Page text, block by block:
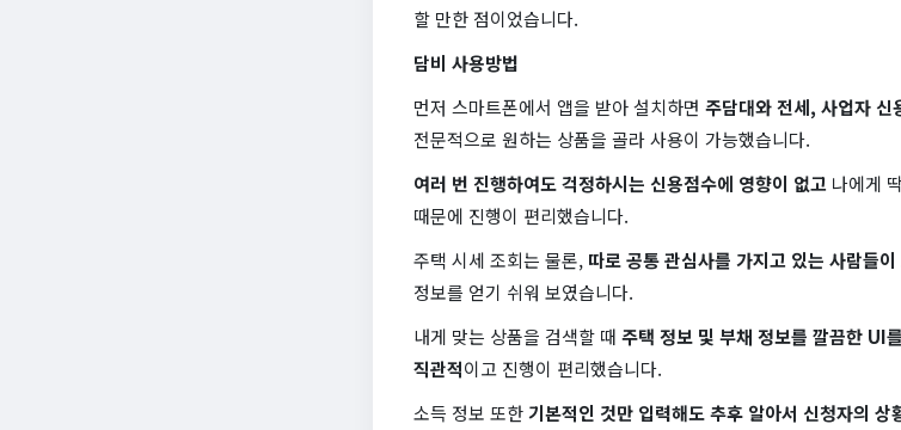
할 만한 점이었습니다.
담비 사용방법
먼저 스마트폰에서 앱을 받아 설치하면 주담대와 전세, 사업자 신
전문적으로 원하는 상품을 골라 사용이 가능했습니다.
여러 번 진행하여도 걱정하시는 신용점수에 영향이 없고 나에게
때문에 진행이 편리했습니다.
주택 시세 조회는 물론, 따로 공통 관심사를 가지고 있는 사람들
정보를 얻기 쉬워 보였습니다.
내게 맞는 상품을 검색할 때 주택 정보 및 부채 정보를 깔끔한 UI
직관적이고 진행이 편리했습니다.
소득 정보 또한기본적인 것만 입력해도 추후 알아서 신청자의